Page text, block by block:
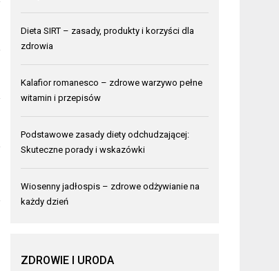
Dieta SIRT – zasady, produkty i korzyści dla
zdrowia
Kalafior romanesco – zdrowe warzywo pełne
witamin i przepisów
Podstawowe zasady diety odchudzającej:
Skuteczne porady i wskazówki
Wiosenny jadłospis – zdrowe odżywianie na
każdy dzień
ZDROWIE I URODA